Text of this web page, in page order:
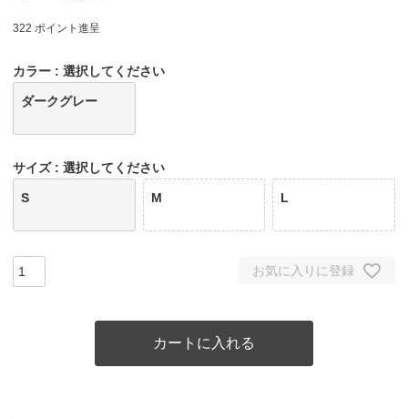
322 ポイント進呈
カラー 選択してください
ダークグレー
サイズ 選択してください
S M L
お気に入りに登録
カートに入れる